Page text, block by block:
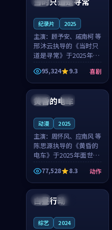
角色，山田纯一的叙事
纪录片 2025
主演： 顾予安、戚南柯 等
邢沐云执导的《当时只
道是寻常》于2025年面
世，泰国的城市气质与
母女情深的人物心境共
同构筑了影片基调。顾
予安、戚南柯用细腻的
表演撑起整部喜剧电
95,324 9.3 喜剧
日本 4K
黄昏的电车
动漫 2025
主演： 周怀风、应南风 等
陈思源执导的《黄昏的
电车》于2025年面世，
日本的城市气质与渔村
故事的人物心境共同构
筑了影片基调。周怀
风、应南风用细腻的表
演撑起整部动作电影，
77,528 8.3 动作
中国 院线
白昼行动
综艺 2024